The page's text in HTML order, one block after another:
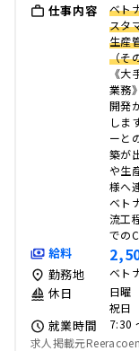
仕事内容
ベト
スタ
生産
（そ
《大
業務
開発
しま
ーと
築が
や生
様へ
ベト
流工
での
給料
勤務地 ベト
休日
日曜
祝日
就業時間
7:30
求人掲載元